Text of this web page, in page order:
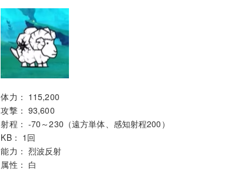
体力： 115,200
攻撃： 93,600
射程： -70～230（遠方単体、感知射程200）
KB： 1回
能力： 烈波反射
属性： 白